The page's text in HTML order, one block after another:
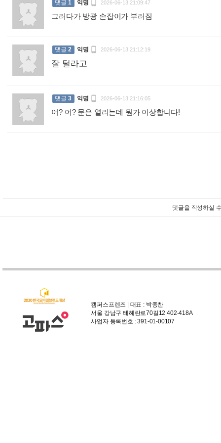
댓글 1 익명  2026-06-13 21:09:47
그러다가 방광 손잡이가 부러짐
댓글 2 익명  2026-06-13 21:12:19
잘 털라고
댓글 3 익명  2026-06-13 21:16:05
어? 어? 문은 열리는데 뭔가 이상합니다!
댓글을 작성하실
캠퍼스프렌즈 | 대표 : 박종찬
서울 강남구 테헤란로70길12 402-418A
사업자 등록번호 : 391-01-00107